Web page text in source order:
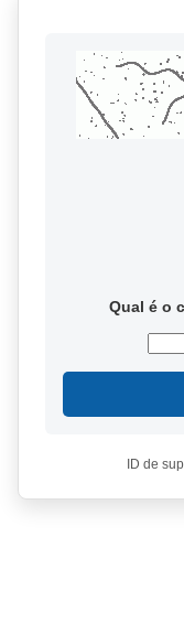
Qual é o
ID de